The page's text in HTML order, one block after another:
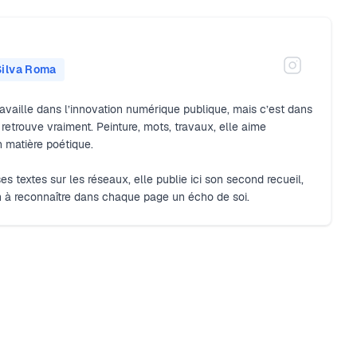
Roma
dans l’innovation numérique publique, mais c’est dans
vraiment. Peinture, mots, travaux, elle aime
matière poétique.
textes sur les réseaux, elle publie ici son second recueil,
reconnaître dans chaque page un écho de soi.